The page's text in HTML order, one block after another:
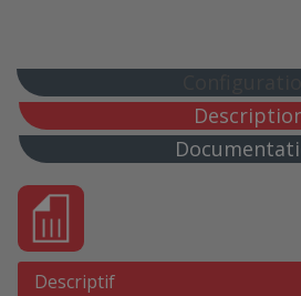
PVC B30 MEMBRANE NON
PVC B30 BIS MEMBRANE
PVC B31 MEMBRANE
PVC B31 MEMBRANE
Descriptif